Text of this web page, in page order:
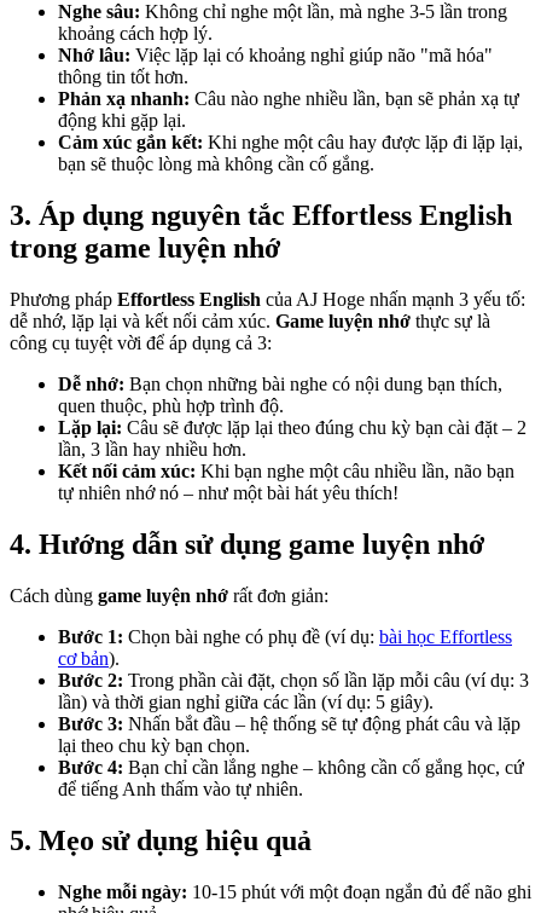
Nghe sâu: Không chỉ nghe một lần, mà nghe 3-5 lần trong
khoảng cách hợp lý.
Nhớ lâu: Việc lặp lại có khoảng nghỉ giúp não "mã hóa"
thông tin tốt hơn.
Phản xạ nhanh: Câu nào nghe nhiều lần, bạn sẽ phản xạ tự
động khi gặp lại.
Cảm xúc gắn kết: Khi nghe một câu hay được lặp đi lặp lại,
bạn sẽ thuộc lòng mà không cần cố gắng.
3. Áp dụng nguyên tắc Effortless English
trong game luyện nhớ
Phương pháp Effortless English của AJ Hoge nhấn mạnh 3 yếu tố:
dễ nhớ, lặp lại và kết nối cảm xúc. Game luyện nhớ thực sự là
công cụ tuyệt vời để áp dụng cả 3:
Dễ nhớ: Bạn chọn những bài nghe có nội dung bạn thích,
quen thuộc, phù hợp trình độ.
Lặp lại: Câu sẽ được lặp lại theo đúng chu kỳ bạn cài đặt – 2
lần, 3 lần hay nhiều hơn.
Kết nối cảm xúc: Khi bạn nghe một câu nhiều lần, não bạn
tự nhiên nhớ nó – như một bài hát yêu thích!
4. Hướng dẫn sử dụng game luyện nhớ
Cách dùng game luyện nhớ rất đơn giản:
Bước 1: Chọn bài nghe có phụ đề (ví dụ: bài học Effortless
cơ bản).
Bước 2: Trong phần cài đặt, chọn số lần lặp mỗi câu (ví dụ: 3
lần) và thời gian nghỉ giữa các lần (ví dụ: 5 giây).
Bước 3: Nhấn bắt đầu – hệ thống sẽ tự động phát câu và lặp
lại theo chu kỳ bạn chọn.
Bước 4: Bạn chỉ cần lắng nghe – không cần cố gắng học, cứ
để tiếng Anh thấm vào tự nhiên.
5. Mẹo sử dụng hiệu quả
Nghe mỗi ngày: 10-15 phút với một đoạn ngắn đủ để não ghi